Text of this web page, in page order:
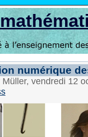
numérique
Müller, vendredi 12